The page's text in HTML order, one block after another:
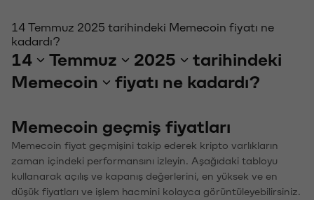
14 Temmuz 2025 tarihindeki Memecoin fiyatı ne
kadardı?
14 Temmuz 2025
tarihindeki
Memecoin
fiyatı ne kadardı?
Memecoin geçmiş fiyatları
Memecoin fiyat geçmişini takip ederek kripto varlıkların
zaman içindeki performansını izleyin. Aşağıdaki tabloyu
kullanarak açılış ve kapanış değerlerini, en yüksek ve en
düşük fiyatları ve işlem hacmini kolayca görüntüleyebilirsiniz.